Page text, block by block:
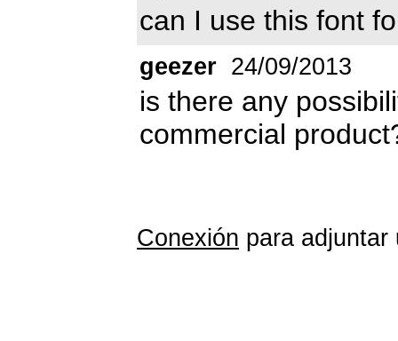
can I use this font
geezer 24/09/2013
is there any
commercial
Conexión para adjuntar